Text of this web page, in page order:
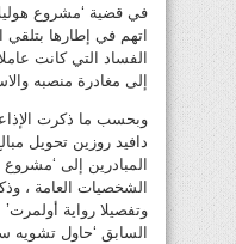
في قضية ‘مشروع
اتهم في إطارها
الفساد التي كانت
إلى مغادرة منصبه
وبحسب ما ذكرت
دافيد روزين تحويل
المبادرين إلى
الشخصيات العامة ،
وتفصيلا رواية
السابق ‘حاول تشويه